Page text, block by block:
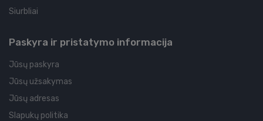
Siurbliai
Paskyra ir pristatymo informacija
Jūsų paskyra
Jūsų užsakymas
Jūsų adresas
Slapukų politika